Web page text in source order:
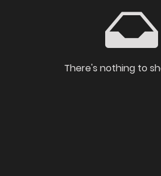
There's nothing to